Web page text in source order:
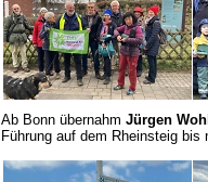
Ab Bonn übernahm Jürgen
Führung auf dem Rheinsteig bis